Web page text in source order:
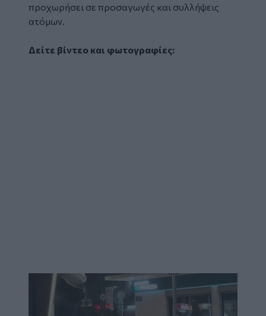
προχωρήσει σε προσαγωγές και συλλήψεις
ατόμων.
Δείτε βίντεο και φωτογραφίες: